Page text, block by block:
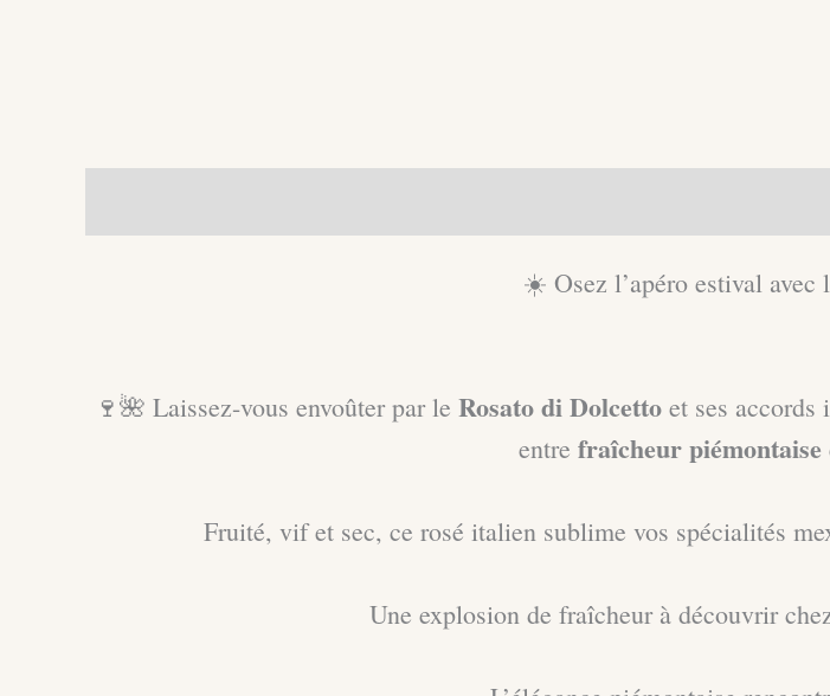
☀️ Osez l’apéro estival avec
🍷🌺 Laissez-vous envoûter par le Rosato di Dolcettoet ses accords
entre fraîcheur piémontaise
Fruité, vif et sec, ce rosé italien sublime vos spécialités
Une explosion de fraîcheur à découvrir